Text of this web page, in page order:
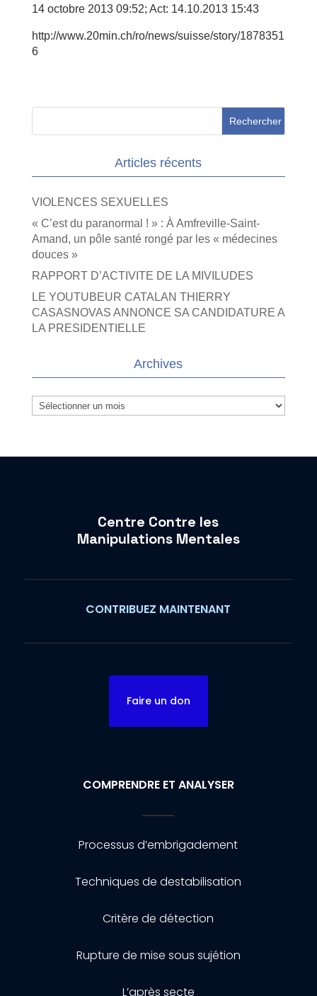
14 octobre 2013 09:52; Act: 14.10.2013 15:43
http://www.20min.ch/ro/news/suisse/story/1878351
6
Articles récents
VIOLENCES SEXUELLES
« C’est du paranormal ! » : À Amfreville-Saint-
Amand, un pôle santé rongé par les « médecines
douces »
RAPPORT D’ACTIVITE DE LA MIVILUDES
LE YOUTUBEUR CATALAN THIERRY
CASASNOVAS ANNONCE SA CANDIDATURE A
LA PRESIDENTIELLE
Archives
Archives
Centre Contre les
Manipulations Mentales
CONTRIBUEZ MAINTENANT
Faire un don
COMPRENDRE ET ANALYSER
Processus d’embrigadement
Techniques de destabilisation
Critère de détection
Rupture de mise sous sujétion
L’après secte